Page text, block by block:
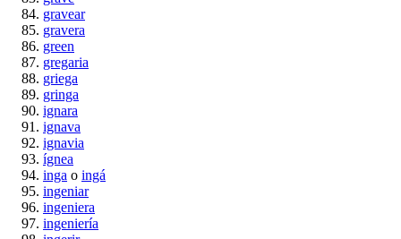
gravear
gravera
green
gregaria
griega
gringa
ignara
ignava
ignavia
ígnea
inga o ingá
ingeniar
ingeniera
ingeniería